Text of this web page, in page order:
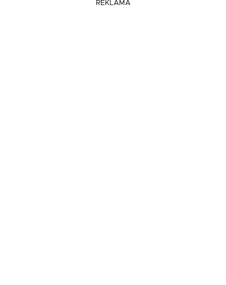
REKLAMA